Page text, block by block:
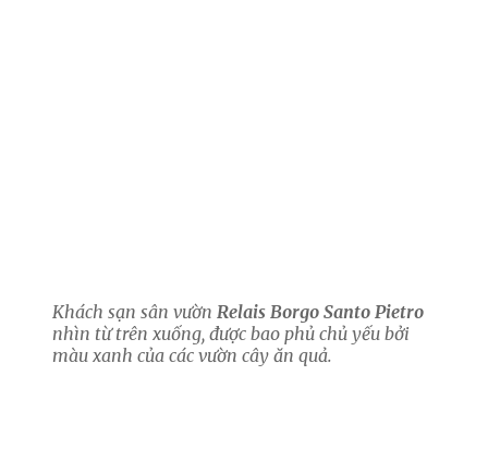
Khách sạn sân vườn Relais Borgo Santo Pietro
nhìn từ trên xuống, được bao phủ chủ yếu bởi
màu xanh của các vườn cây ăn quả.